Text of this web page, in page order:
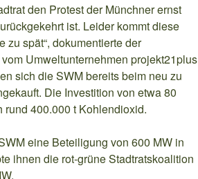
den Protest der Münchner ernst
ist. Leider kommt diese
zu spät“, dokumentierte der
Umweltunternehmen projekt21plus
sich die SWM bereits beim neu zu
Die Investition von etwa 80
400.000 t Kohlendioxid.
eine Beteiligung von 600 MW in
ihnen die rot-grüne Stadtratskoalition